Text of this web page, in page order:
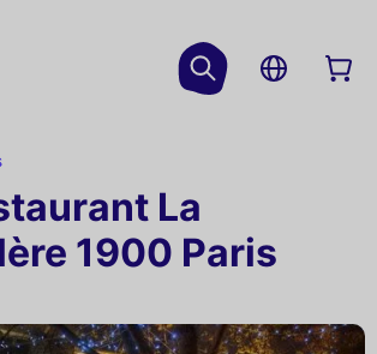
La
1900 Paris